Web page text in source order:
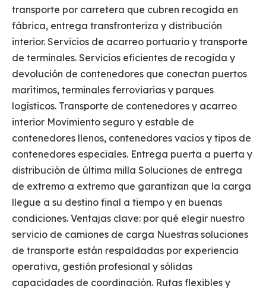
transporte por carretera que cubren recogida en
fábrica, entrega transfronteriza y distribución
interior. Servicios de acarreo portuario y transporte
de terminales. Servicios eficientes de recogida y
devolución de contenedores que conectan puertos
marítimos, terminales ferroviarias y parques
logísticos. Transporte de contenedores y acarreo
interior Movimiento seguro y estable de
contenedores llenos, contenedores vacíos y tipos de
contenedores especiales. Entrega puerta a puerta y
distribución de última milla Soluciones de entrega
de extremo a extremo que garantizan que la carga
llegue a su destino final a tiempo y en buenas
condiciones. Ventajas clave: por qué elegir nuestro
servicio de camiones de carga Nuestras soluciones
de transporte están respaldadas por experiencia
operativa, gestión profesional y sólidas
capacidades de coordinación. Rutas flexibles y